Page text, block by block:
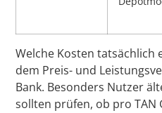
Welche Kosten tatsächlich
dem Preis- und
Bank. Besonders Nutzer
sollten prüfen, ob pro TAN